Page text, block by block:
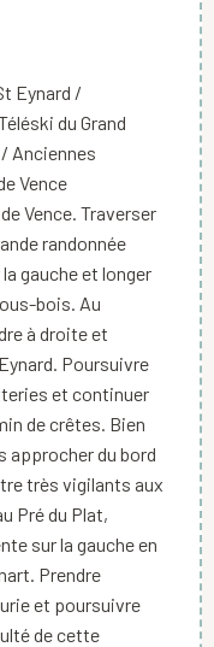
Eynard /
du Grand
Anciennes
Vence
Vence. Traverser
randonnée
gauche et longer
bois. Au
à droite et
Poursuivre
et continuer
de crêtes. Bien
approcher du bord
très vigilants aux
Pré du Plat,
sur la gauche en
Prendre
et poursuivre
de cette